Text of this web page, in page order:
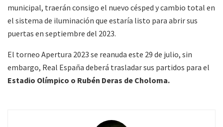
municipal, traerán consigo el nuevo césped y cambio total en
el sistema de iluminación que estaría listo para abrir sus
puertas en septiembre del 2023.
El torneo Apertura 2023 se reanuda este 29 de julio, sin
embargo, Real España deberá trasladar sus partidos para el
Estadio Olímpico o Rubén Deras de Choloma.